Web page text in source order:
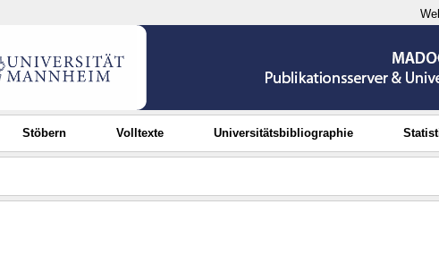
Stöbern Volltexte Universitätsbibliographie